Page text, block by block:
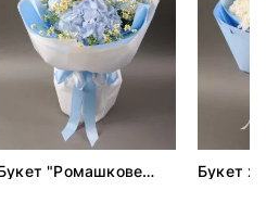
"Ромашкове
Букет